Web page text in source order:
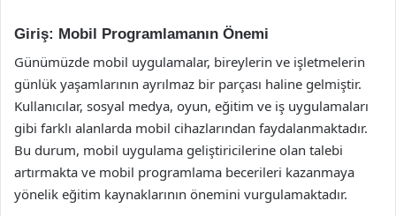
Giriş: Mobil Programlamanın Önemi
Günümüzde mobil uygulamalar, bireylerin ve işletmelerin
günlük yaşamlarının ayrılmaz bir parçası haline gelmiştir.
Kullanıcılar, sosyal medya, oyun, eğitim ve iş uygulamaları
gibi farklı alanlarda mobil cihazlarından faydalanmaktadır.
Bu durum, mobil uygulama geliştiricilerine olan talebi
artırmakta ve mobil programlama becerileri kazanmaya
yönelik eğitim kaynaklarının önemini vurgulamaktadır.